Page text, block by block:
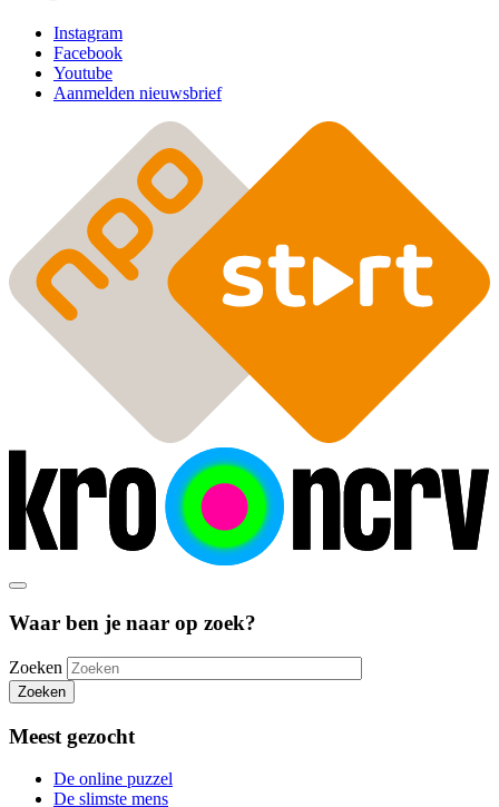
Instagram
Facebook
Youtube
Aanmelden nieuwsbrief
Waar ben je naar op zoek?
Zoeken
Zoeken
Meest gezocht
De online puzzel
De slimste mens